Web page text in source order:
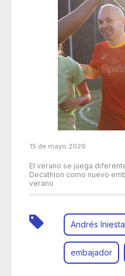
15 de mayo 2026
El verano se juega
Decathlon como nuevo
verano
Andrés Iniesta
embajador